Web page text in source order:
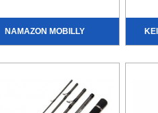
NAMAZON MOBILLY